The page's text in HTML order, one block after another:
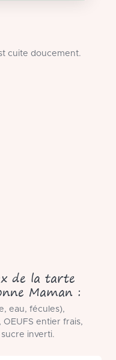
cuite doucement.
de la tarte
Maman :
eau, fécules),
OEUFS entier frais,
inverti.